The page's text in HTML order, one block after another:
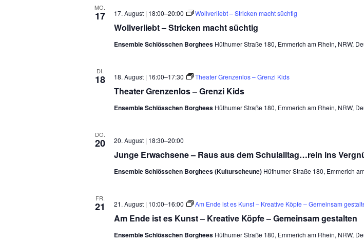
MO.
17
Wollverliebt – Stricken macht süchtig
17. August | 18:00–20:00 Wollverliebt – Stricken macht süchtig
Ensemble Schlösschen Borghees Hüthumer Straße 180, Emmerich am Rhein, NRW,
DI.
18
Theater Grenzenlos – Grenzi Kids
18. August | 16:00–17:30 Theater Grenzenlos – Grenzi Kids
Ensemble Schlösschen Borghees Hüthumer Straße 180, Emmerich am Rhein, NRW,
DO.
20
Junge Erwachsene – Raus aus dem Schulalltag…rein ins
20. August | 18:30–20:00
Ensemble Schlösschen Borghees (Kulturscheune) Hüthumer Straße 180, Emmerich
FR.
21
Am Ende ist es Kunst – Kreative Köpfe – Gemeinsam gestalten
21. August | 10:00–16:00 Am Ende ist es Kunst – Kreative Köpfe – Gemeinsam
Ensemble Schlösschen Borghees Hüthumer Straße 180, Emmerich am Rhein, NRW,